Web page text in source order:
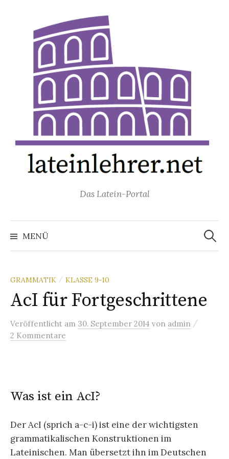
Inhalt
Das Latein-Portal
MENÜ
Suchen
nach:
GRAMMATIK / KLASSE 9-10
AcI für Fortgeschrittene
Veröffentlicht am 30. September 2014 von admin /
2 Kommentare
Was ist ein AcI?
Der AcI (sprich a-c-i) ist eine der wichtigsten
grammatikalischen Konstruktionen im
Lateinischen. Man übersetzt ihn im Deutschen